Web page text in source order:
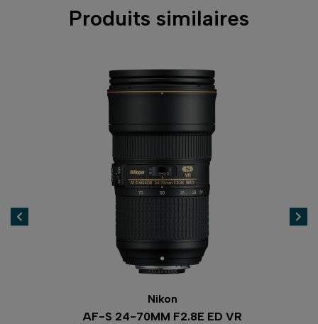
Produits similaires
F2.8E ED VR EF-S 24-70MM F2.8L